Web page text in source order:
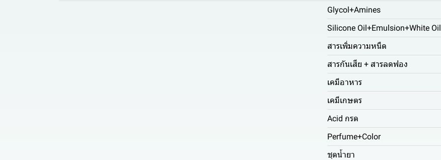
Glycol+Amines
Silicone Oil+Emulsion+White Oil
สารเพิ่มความหนืด
สารกันเสีย + สารลดฟอง
เคมีอาหาร
เคมีเกษตร
Acid กรด
Perfume+Color
ชุดน้ำยา